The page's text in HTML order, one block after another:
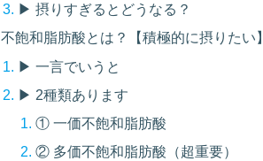
▶ 摂りすぎるとどうなる？
不飽和脂肪酸とは？【積極的に摂りたい】
▶ 一言でいうと
▶ 2種類あります
① 一価不飽和脂肪酸
② 多価不飽和脂肪酸（超重要）